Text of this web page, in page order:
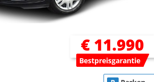
€ 11.990
Bestpreisgarantie